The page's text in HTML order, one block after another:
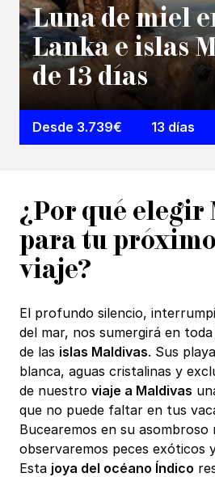
Luna de miel
Lanka e islas
de 13 días
Desde 3.739€ 13 días
¿Por qué elegir
para tu
viaje?
El profundo silencio,
del mar, nos sumergirá en
de las islas Maldivas. Sus
blanca, aguas cristalinas y
de nuestro viaje a Maldivas
que no puede faltar en tus
Bucearemos en su
observaremos peces exóticos
Esta joya del océano Índico